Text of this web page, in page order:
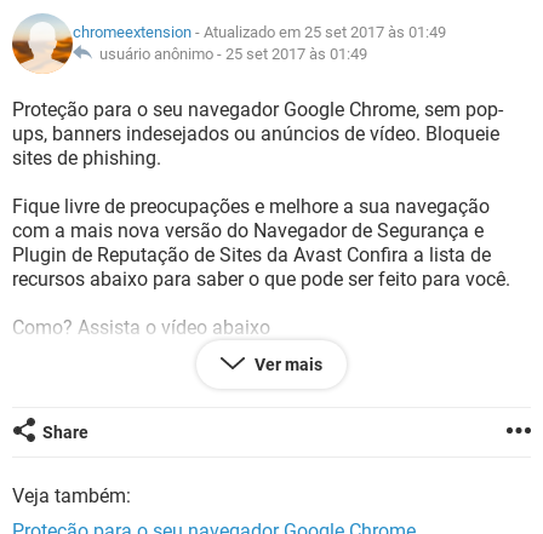
INSTAGRAM
GUIA DE COMPRAS
OUTLOOK EXCEL
INSTAGRAM
GUIA DE COMPRAS
JOGOS
CELULAR FACEBOOK
INSTAGRAM GMAIL
GLOSSÁRIO
JOGOS
CELULAR FACEBOOK
OUTLOOK
INSTAGRAM GMAIL
GUIA DE COMPRAS
chromeextension - Atualizado em 25 set 2017 às 01:49
usuário anônimo - 25 set 2017 às 01:49
Proteção para o seu navegador Google Chrome, sem pop-
ups, banners indesejados ou anúncios de vídeo. Bloqueie
sites de phishing.
Fique livre de preocupações e melhore a sua navegação
com a mais nova versão do Navegador de Segurança e
Plugin de Reputação de Sites da Avast Confira a lista de
recursos abaixo para saber o que pode ser feito para você.
Como? Assista o vídeo abaixo
https://www.youtube.com/watch?
Ver mais
Share
Veja também: